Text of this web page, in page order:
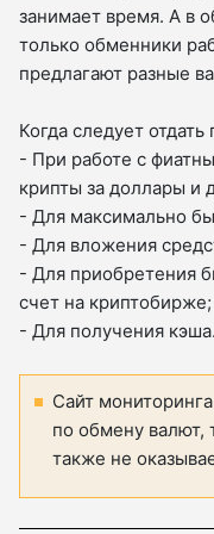
занимает время. А в
только обменники
предлагают разные
Когда следует
- При работе с
крипты за доллары и
- Для максимально
- Для вложения
- Для приобретения
счет на криптобирже;
- Для получения кэша.
Сайт
по обмену валют,
также не